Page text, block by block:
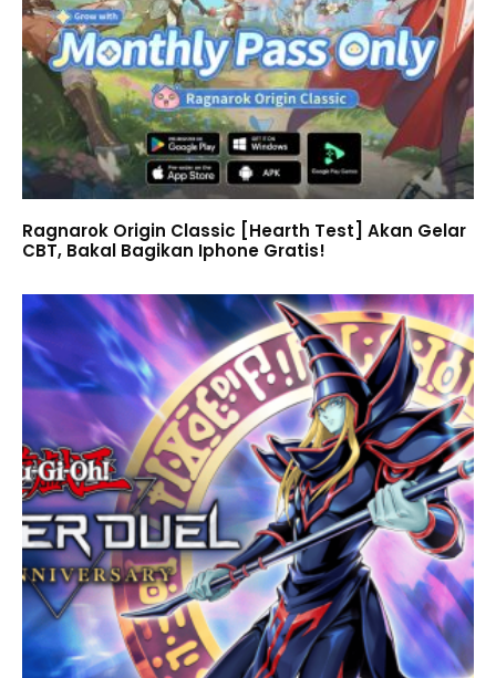
Ragnarok Origin Classic [Hearth Test] Akan Gelar
CBT, Bakal Bagikan Iphone Gratis!